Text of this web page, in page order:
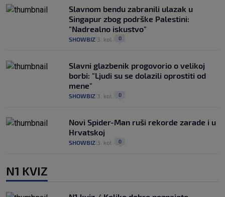
Slavnom bendu zabranili ulazak u
Singapur zbog podrške Palestini:
"Nadrealno iskustvo"
SHOWBIZ 3. kol. 0
Slavni glazbenik progovorio o velikoj
borbi: "Ljudi su se dolazili oprostiti od
mene"
SHOWBIZ 3. kol. 0
Novi Spider-Man ruši rekorde zarade i u
Hrvatskoj
SHOWBIZ 3. kol. 0
N1 KVIZ